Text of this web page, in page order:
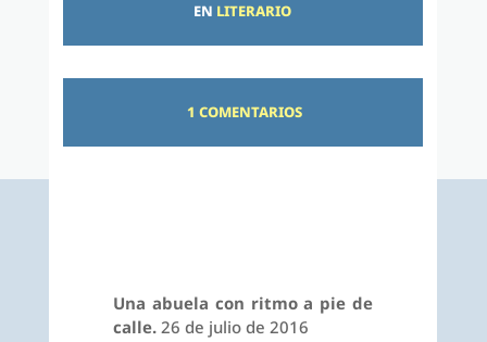
EN LITERARIO
1 COMENTARIOS
Una abuela con ritmo a pie de
calle. 26 de julio de 2016